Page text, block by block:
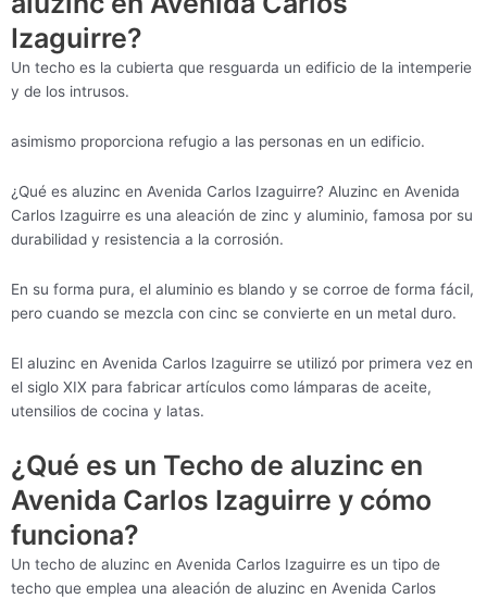
Izaguirre?
Un techo es la cubierta que resguarda un edificio de la intemperie
y de los intrusos.
asimismo proporciona refugio a las personas en un edificio.
¿Qué es aluzinc en Avenida Carlos Izaguirre? Aluzinc en Avenida
Carlos Izaguirre es una aleación de zinc y aluminio, famosa por su
durabilidad y resistencia a la corrosión.
En su forma pura, el aluminio es blando y se corroe de forma fácil,
pero cuando se mezcla con cinc se convierte en un metal duro.
El aluzinc en Avenida Carlos Izaguirre se utilizó por primera vez en
el siglo XIX para fabricar artículos como lámparas de aceite,
utensilios de cocina y latas.
¿Qué es un Techo de aluzinc en
Avenida Carlos Izaguirre y cómo
funciona?
Un techo de aluzinc en Avenida Carlos Izaguirre es un tipo de
techo que emplea una aleación de aluzinc en Avenida Carlos